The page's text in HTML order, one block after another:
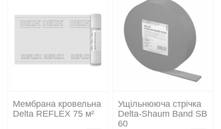
Мембрана кровельна
Delta REFLEX 75 м²
Ущільнююча стрічка
Delta-Shaum Band SB
60